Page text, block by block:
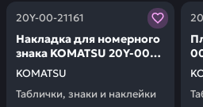
20Y-00-21161
KOMATSU
Накладка для номерного
знака KOMATSU 20Y-00-
21161
Таблички, знаки и наклейки
Заказывая запчасти у нас,